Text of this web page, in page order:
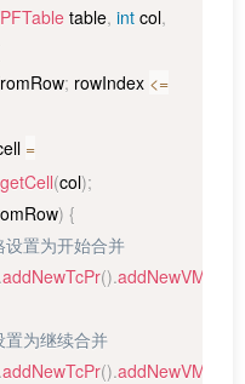
table, int col,
; rowIndex <=
=
getCell(col);
) {
置为开始合并
.addNewTcPr().addNewVMerge
为继续合并
.addNewTcPr().addNewVMerge